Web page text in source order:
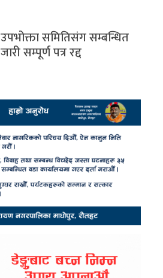
उपभोक्ता समितिसंग सम्बन्धित
जारी सम्पूर्ण पत्र रद्द